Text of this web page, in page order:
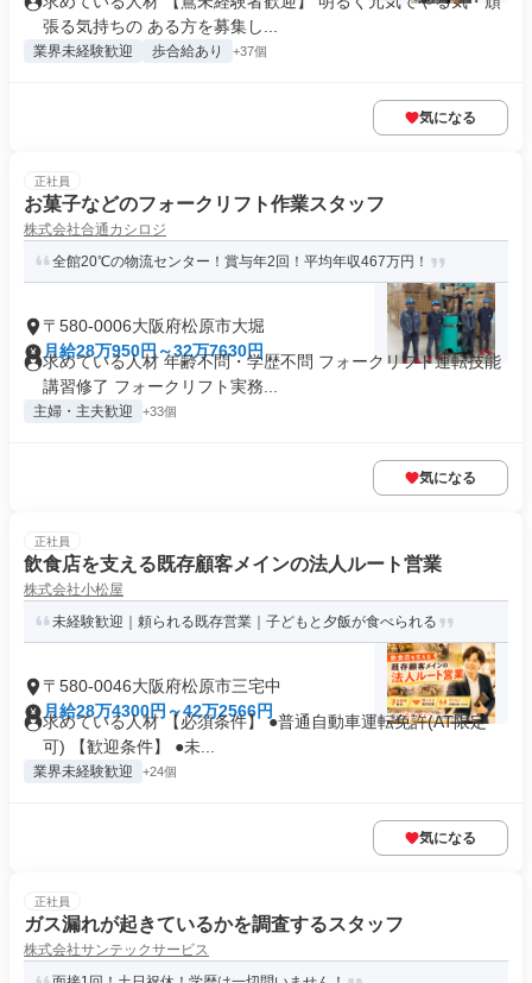
張る気持ちの ある方を募集し...
業界未経験歓迎 歩合給あり +37個
気になる
正社員
お菓子などのフォークリフト作業スタッフ
株式会社合通カシロジ
全館20℃の物流センター！賞与年2回！平均年収467万円！
〒580-0006大阪府松原市大堀
月給28万950円～32万7630円
求めている人材 年齢不問・学歴不問 フォークリフト運転技能
講習修了 フォークリフト実務...
主婦・主夫歓迎 +33個
気になる
正社員
飲食店を支える既存顧客メインの法人ルート営業
株式会社小松屋
未経験歓迎｜頼られる既存営業｜子どもと夕飯が食べられる
〒580-0046大阪府松原市三宅中
月給28万4300円～42万2566円
求めている人材 【必須条件】 ●普通自動車運転免許(AT限定
可) 【歓迎条件】 ●未...
業界未経験歓迎 +24個
気になる
正社員
ガス漏れが起きているかを調査するスタッフ
株式会社サンテックサービス